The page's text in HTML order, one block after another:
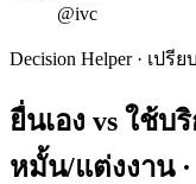
@ivc
Decision Helper · เปรี
ยื่นเอง vs ใช้บ
หมั้น/แต่งงาน